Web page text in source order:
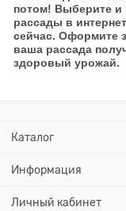
потом! Выберите и
рассады в
сейчас. Оформите
ваша рассада
здоровый урожай.
Каталог
Информация
Личный кабинет